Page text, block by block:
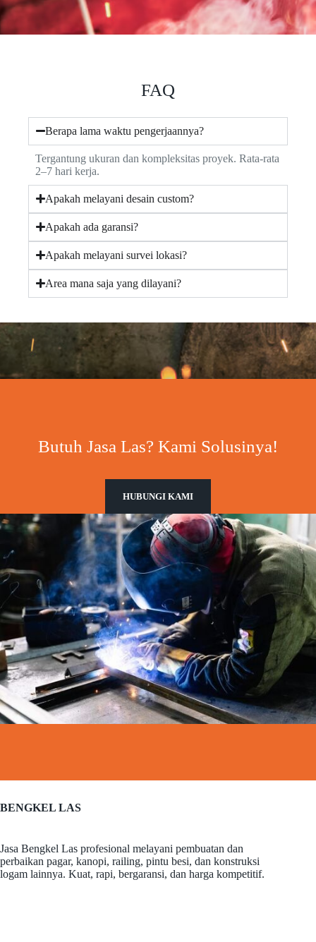
FAQ
Berapa lama waktu pengerjaannya?
Tergantung ukuran dan kompleksitas proyek. Rata-rata
2–7 hari kerja.
Apakah melayani desain custom?
Apakah ada garansi?
Apakah melayani survei lokasi?
Area mana saja yang dilayani?
Butuh Jasa Las? Kami Solusinya!
HUBUNGI KAMI
BENGKEL LAS
Jasa Bengkel Las profesional melayani pembuatan dan
perbaikan pagar, kanopi, railing, pintu besi, dan konstruksi
logam lainnya. Kuat, rapi, bergaransi, dan harga kompetitif.